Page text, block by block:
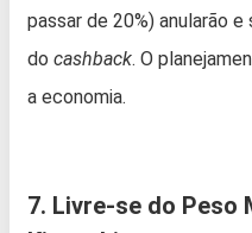
passar de 20%) anularão
do cashback. O
a economia.
7. Livre-se do Peso